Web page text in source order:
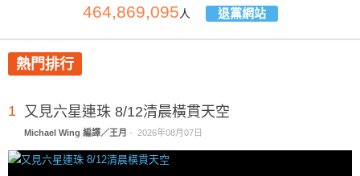
464,869,095人 退黨網站
熱門排行
1 又見六星連珠 8/12清晨橫貫天空
Michael Wing 編譯／王月 - 2026年08月07日